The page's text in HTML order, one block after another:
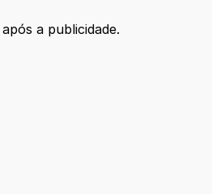
a publicidade.